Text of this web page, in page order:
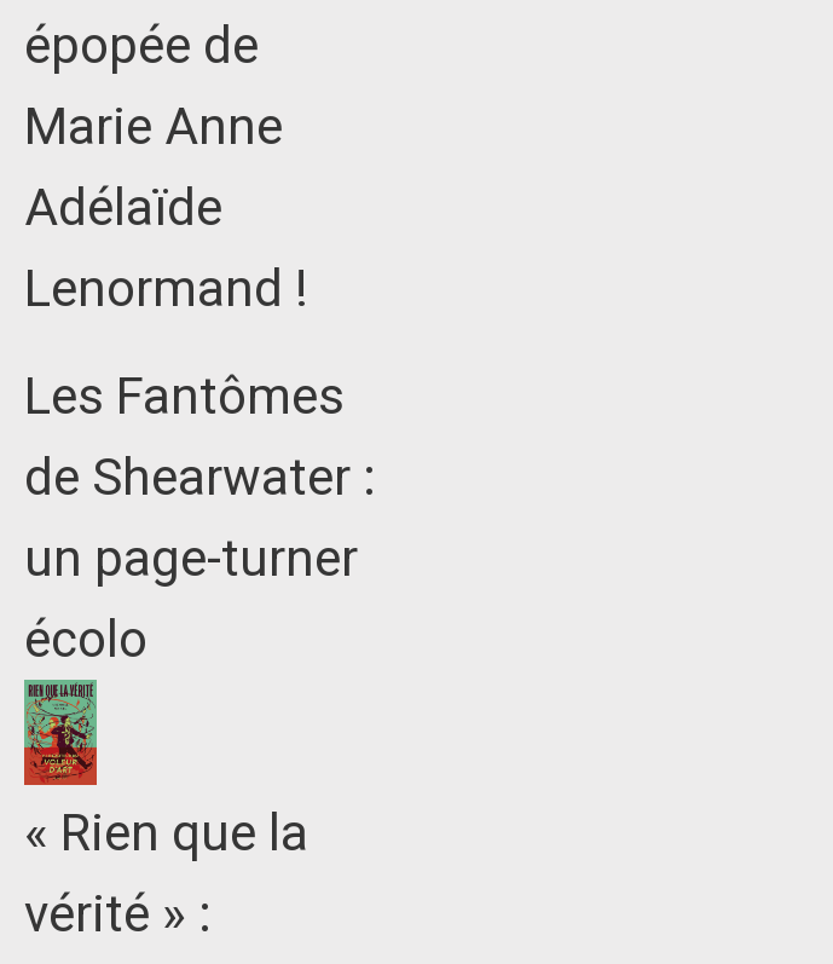
épopée de
Marie Anne
Adélaïde
Lenormand !
Les Fantômes
de Shearwater :
un page-turner
écolo
« Rien que la
vérité » :